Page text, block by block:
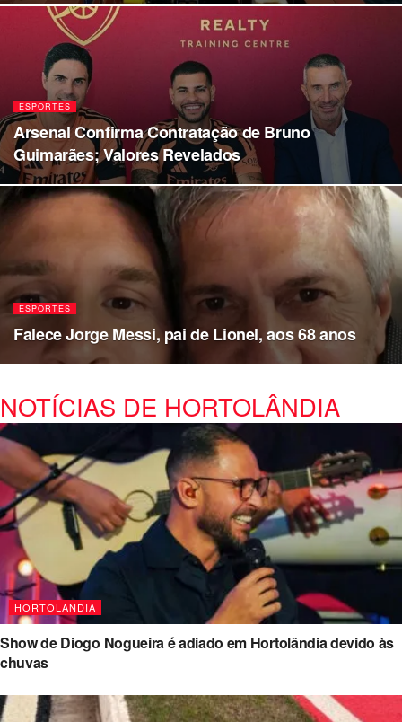
ESPORTES
Arsenal Confirma Contratação de Bruno
Guimarães; Valores Revelados
ESPORTES
Falece Jorge Messi, pai de Lionel, aos 68 anos
NOTÍCIAS DE HORTOLÂNDIA
HORTOLÂNDIA
Show de Diogo Nogueira é adiado em Hortolândia devido às
chuvas